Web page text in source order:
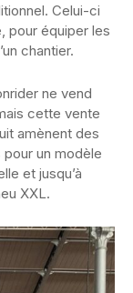
Celui-ci
pour équiper les
chantier.
ne vend
cette vente
amènent des
un modèle
et jusqu’à
XXL.